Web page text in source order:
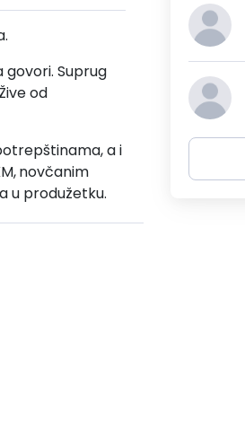
Suprug
od
a i
novčanim
u produžetku.